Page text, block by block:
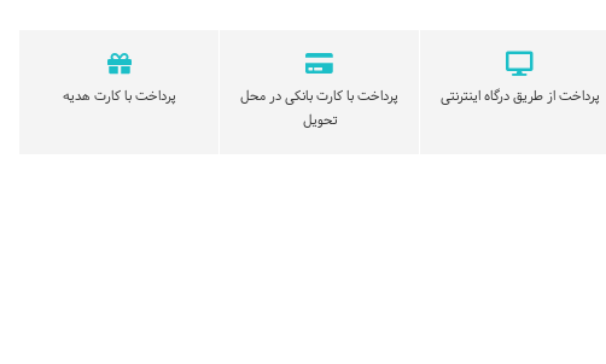
پرداخت از طریق درگاه اینترنتی
پرداخت با کارت بانکی در محل
تحویل
پرداخت با کارت هدیه